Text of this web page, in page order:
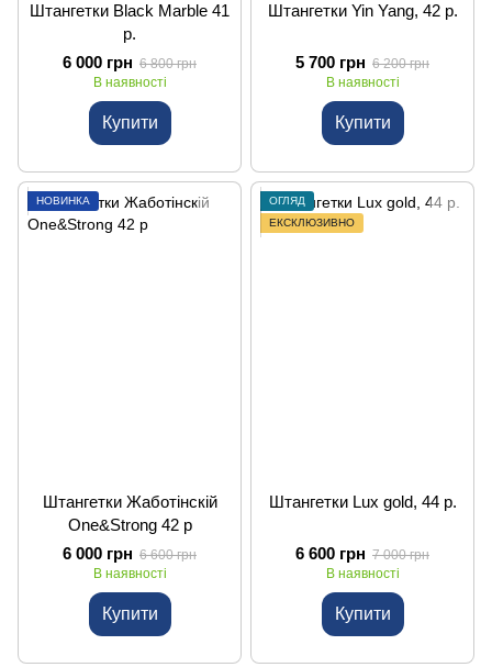
Штангетки Black Marble 41
р.
6 000 грн 6 800 грн
В наявності
Купити
Штангетки Yin Yang, 42 р.
5 700 грн 6 200 грн
В наявності
Купити
НОВИНКА
Штангетки Жаботінскій
One&Strong 42 р
6 000 грн 6 600 грн
В наявності
Купити
ОГЛЯД
ЕКСКЛЮЗИВНО
Штангетки Lux gold, 44 р.
6 600 грн 7 000 грн
В наявності
Купити